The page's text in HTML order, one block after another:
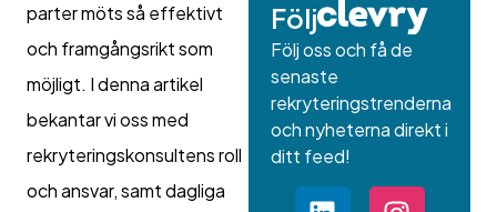
parter möts så effektivt
och framgångsrikt som
möjligt. I denna artikel
bekantar vi oss med
rekryteringskonsultens roll
och ansvar, samt dagliga
Följ
Följ oss och få de
senaste
rekryteringstrenderna
och nyheterna direkt i
ditt feed!